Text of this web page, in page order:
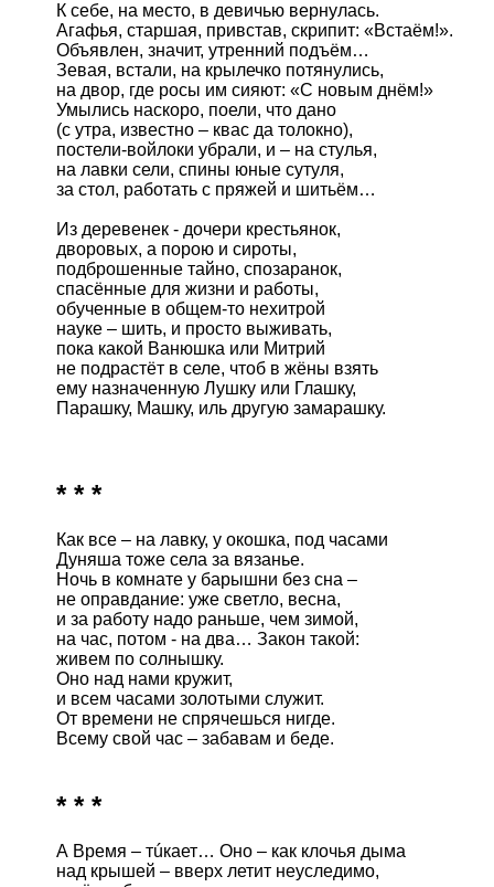
К себе, на место, в девичью вернулась.
Агафья, старшая, привстав, скрипит: «Встаём!».
Объявлен, значит, утренний подъём…
Зевая, встали, на крылечко потянулись,
на двор, где росы им сияют: «С новым днём!»
Умылись наскоро, поели, что дано
(с утра, известно – квас да толокно),
постели-войлоки убрали, и – на стулья,
на лавки сели, спины юные сутуля,
за стол, работать с пряжей и шитьём…
Из деревенек - дочери крестьянок,
дворовых, а порою и сироты,
подброшенные тайно, спозаранок,
спасённые для жизни и работы,
обученные в общем-то нехитрой
науке – шить, и просто выживать,
пока какой Ванюшка или Митрий
не подрастёт в селе, чтоб в жёны взять
ему назначенную Лушку или Глашку,
Парашку, Машку, иль другую замарашку.
* * *
Как все – на лавку, у окошка, под часами
Дуняша тоже села за вязанье.
Ночь в комнате у барышни без сна –
не оправдание: уже светло, весна,
и за работу надо раньше, чем зимой,
на час, потом - на два… Закон такой:
живем по солнышку.
Оно над нами кружит,
и всем часами золотыми служит.
От времени не спрячешься нигде.
* * *
А Время – тúкает… Оно – как клочья дыма
над крышей – вверх летит неуследимо,